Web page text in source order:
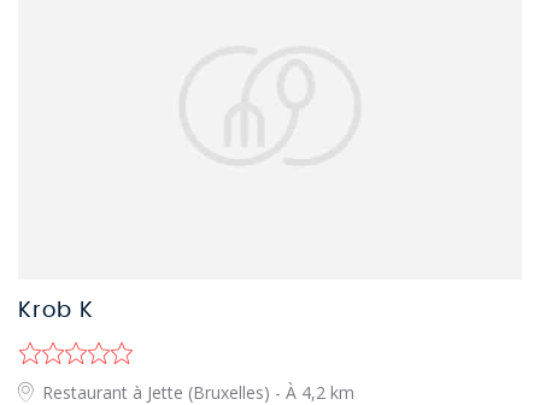
Krob K
Restaurant à Jette (Bruxelles) - À 4,2 km